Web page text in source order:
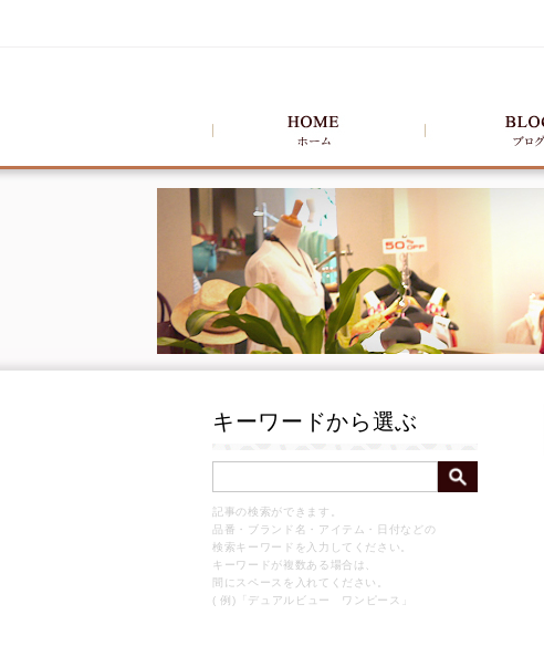
キーワードから選ぶ
記事の検索ができます。
品番・ブランド名・アイテム・日付などの
検索キーワードを入力してください。
キーワードが複数ある場合は、
間にスペースを入れてください。
( 例)「デュアルビュー ワンピース」